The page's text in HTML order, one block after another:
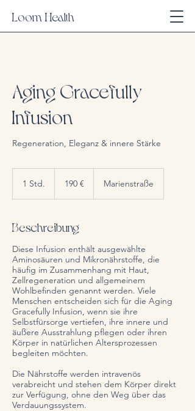
Loom Health
Aging Gracefully
Infusion
Regeneration, Eleganz & innere Stärke
1 Std. 190 € Marienstraße
Beschreibung
Diese Infusion enthält ausgewählte
Aminosäuren und Mikronährstoffe, die
häufig im Zusammenhang mit Haut,
Zellregeneration und allgemeinem
Wohlbefinden genannt werden. Viele
Menschen entscheiden sich für die Aging
Gracefully Infusion, wenn sie ihre
Selbstfürsorge vertiefen, ihre innere und
äußere Ausstrahlung pflegen oder ihren
Körper in natürlichen Altersprozessen
begleiten möchten.
Die Nährstoffe werden intravenös
verabreicht und stehen dem Körper direkt
zur Verfügung, ohne den Weg über das
Verdauungssystem.